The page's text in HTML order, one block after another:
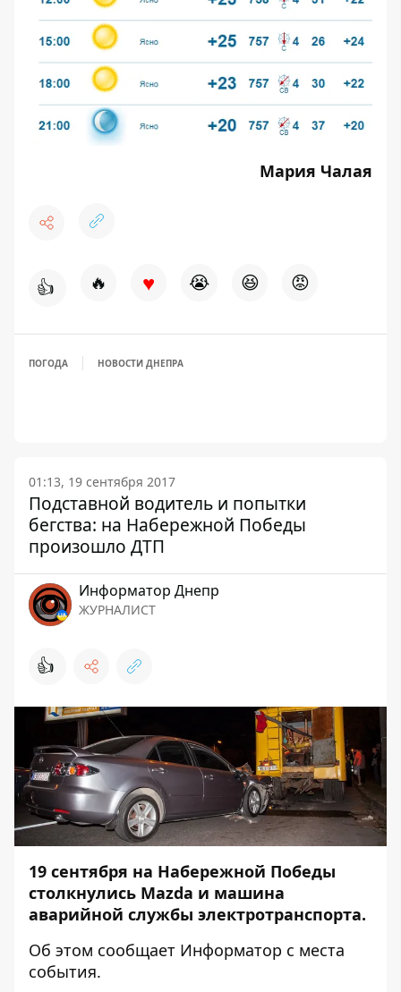
Мария Чалая
👍 🔥 ♥ 😭 😆 😡
ПОГОДА НОВОСТИ ДНЕПРА
01:13, 19 сентября 2017
Подставной водитель и попытки
бегства: на Набережной Победы
произошло ДТП
Информатор Днепр
ЖУРНАЛИСТ
👍
19 сентября на Набережной Победы
столкнулись Mazda и машина
аварийной службы электротранспорта.
Об этом сообщает Информатор с места
события.